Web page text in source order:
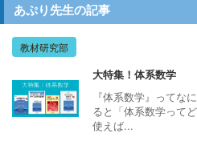
あぷり先生の記事
教材研究部
大特集！体系数学
『体系数学』ってな
ると「体系数学って
使えば...